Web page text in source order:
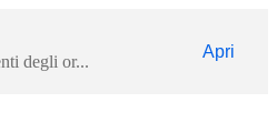
degli or...
Apri